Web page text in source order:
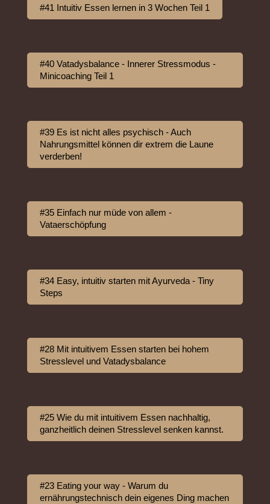
#41 Intuitiv Essen lernen in 3 Wochen Teil 1
#40 Vatadysbalance - Innerer Stressmodus -
Minicoaching Teil 1
#39 Es ist nicht alles psychisch - Auch
Nahrungsmittel können dir extrem die Laune
verderben!
#35 Einfach nur müde von allem -
Vataerschöpfung
#34 Easy, intuitiv starten mit Ayurveda - Tiny
Steps
#28 Mit intuitivem Essen starten bei hohem
Stresslevel und Vatadysbalance
#25 Wie du mit intuitivem Essen nachhaltig,
ganzheitlich deinen Stresslevel senken kannst.
#23 Eating your way - Warum du
ernährungstechnisch dein eigenes Ding machen